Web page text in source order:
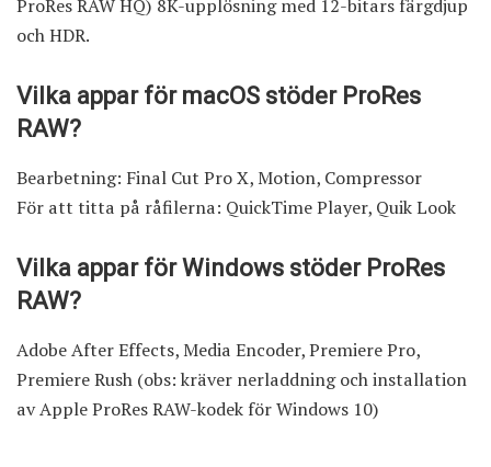
ProRes RAW HQ) 8K-upplösning med 12-bitars färgdjup
och HDR.
Vilka appar för macOS stöder ProRes
RAW?
Bearbetning: Final Cut Pro X, Motion, Compressor
För att titta på råfilerna: QuickTime Player, Quik Look
Vilka appar för Windows stöder ProRes
RAW?
Adobe After Effects, Media Encoder, Premiere Pro,
Premiere Rush (obs: kräver nerladdning och installation
av Apple ProRes RAW-kodek för Windows 10)